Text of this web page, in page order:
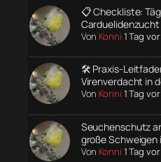
📋 Checkliste:
Carduelidenzucht
Von Konni 1 Tag vor
🛠️ Praxis-
Virenverdacht in
Von Konni 1 Tag vor
Seuchenschutz
große Schweigen
Von Konni 1 Tag vor